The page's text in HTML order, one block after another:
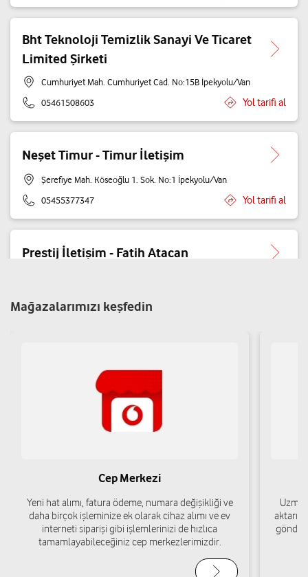
Bht Teknoloji Temizlik Sanayi Ve Ticaret
Limited Şirketi
Cumhuriyet Mah. Cumhuriyet Cad. No:15B İpekyolu/Van
05461508603
Yol tarifi al
Neşet Timur - Timur İletişim
Şerefiye Mah. Köseoğlu 1. Sok. No:1 İpekyolu/Van
05455377347
Yol tarifi al
Prestij İletişim - Fatih Atacan
Vali Mithat Bey Mah. Sarı Murat Sok. No: 3 İpekyolu/Van
05421294991
Yol tarifi al
Mağazalarımızı keşfedin
Cep Merkezi
Yeni hat alımı, fatura ödeme, numara değişikliği ve
daha birçok işleminize ek olarak cihaz alımı ve ev
interneti siparişi gibi işlemlerinizi de hızlıca
tamamlayabileceğiniz cep merkezlerimizdir.